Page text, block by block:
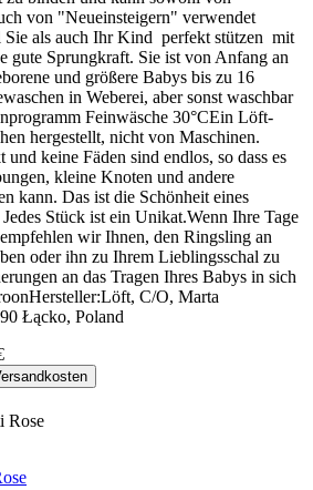
von "Neueinsteigern" verwendet
als auch Ihr Kind perfekt stützen mit
gute Sprungkraft. Sie ist von Anfang an
und größere Babys bis zu 16
in Weberei, aber sonst waschbar
Feinwäsche 30°CEin Löft-
hergestellt, nicht von Maschinen.
keine Fäden sind endlos, so dass es
kleine Knoten und andere
kann. Das ist die Schönheit eines
Stück ist ein Unikat.Wenn Ihre Tage
wir Ihnen, den Ringsling an
oder ihn zu Ihrem Lieblingsschal zu
an das Tragen Ihres Babys in sich
C/O, Marta
Łącko, Poland